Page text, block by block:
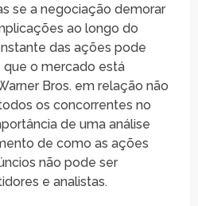
se a negociação demorar
ao longo do
das ações pode
que o mercado está
Bros. em relação não
os concorrentes no
de uma análise
de como as ações
não pode ser
e analistas.